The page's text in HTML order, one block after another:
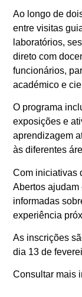
Ao longo de
entre visitas
laboratórios,
direto com
funcionários,
académico e
O programa
exposições e
aprendizagem
às diferentes
Com iniciativas
Abertos ajudam
informadas
experiência
As inscrições
dia 13 de
Consultar mais